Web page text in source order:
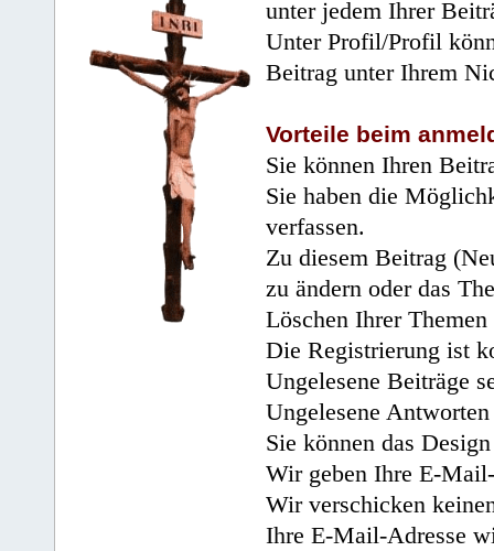
unter jedem Ihrer
Unter Profil/Profil
Beitrag unter Ihrem
Vorteile beim
Sie können Ihren
Sie haben die
verfassen.
Zu diesem Beitrag
zu ändern oder das
Löschen Ihrer
Die Registrierung ist
Ungelesene Beiträge
Ungelesene
Sie können das
Wir geben Ihre E-
Wir verschicken
Ihre E-Mail-Adresse